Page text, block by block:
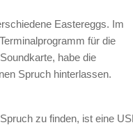
Eastereggs. Im
für die
habe die
Spruch hinterlassen.
zu finden, ist eine